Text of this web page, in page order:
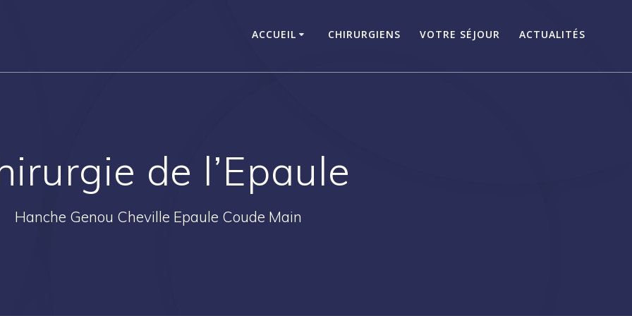
ACCUEIL CHIRURGIENS VOTRE SÉJOUR ACTUALITÉS
de l’Epaule
Hanche Genou Cheville Epaule Coude Main